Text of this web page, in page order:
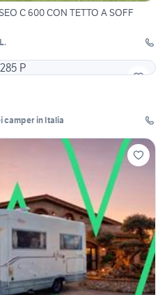
C 600 CON TETTO A SOFF
camper in Italia